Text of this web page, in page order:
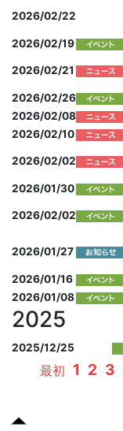
2026/02/22
2026/02/19
2026/02/21
2026/02/26
2026/02/08
2026/02/10
2026/02/02
2026/01/30
2026/02/02
2026/01/27
2026/01/16
2026/01/08
2025
2025/12/25
最初 1 2 3